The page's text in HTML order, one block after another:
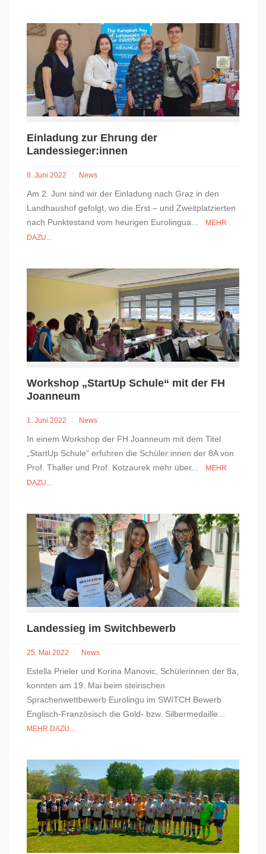
Einladung zur Ehrung der
Landessieger:innen
8. Juni 2022 News
Am 2. Juni sind wir der Einladung nach Graz in den
Landhaushof gefolgt, wo die Erst – und Zweitplatzierten
nach Punktestand vom heurigen Eurolingua...
MEHR
DAZU...
Workshop „StartUp Schule“ mit der FH
Joanneum
1. Juni 2022 News
In einem Workshop der FH Joanneum mit dem Titel
„StartUp Schule“ erfuhren die Schüler:innen der 8A von
Prof. Thaller und Prof. Kotzaurek mehr über...
MEHR
DAZU...
Landessieg im Switchbewerb
25. Mai 2022 News
Estella Prieler und Korina Manovic, Schülerinnen der 8a,
konnten am 19. Mai beim steirischen
Sprachenwettbewerb Eurolingu im SWITCH Bewerb
Englisch-Französisch die Gold- bzw. Silbermedaille...
MEHR DAZU...